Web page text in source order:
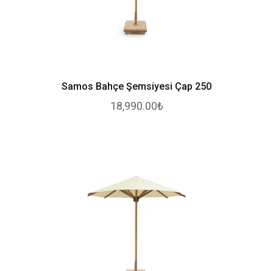
Samos Bahçe Şemsiyesi Çap 250
18,990.00₺